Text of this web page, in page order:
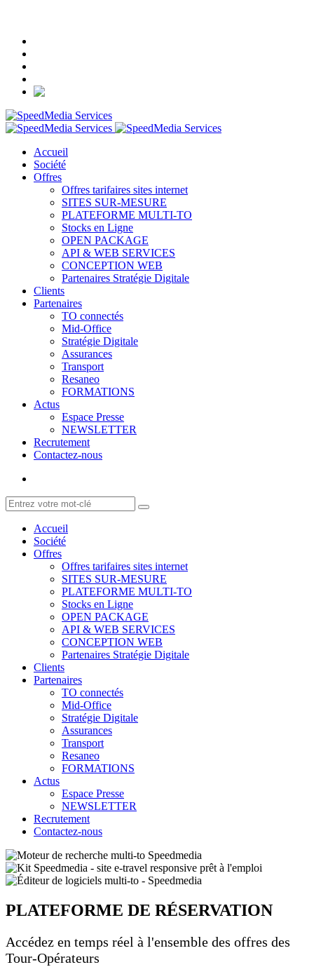
Accueil
Société
Offres
Offres tarifaires sites internet
SITES SUR-MESURE
PLATEFORME MULTI-TO
Stocks en Ligne
OPEN PACKAGE
API & WEB SERVICES
CONCEPTION WEB
Partenaires Stratégie Digitale
Clients
Partenaires
TO connectés
Mid-Office
Stratégie Digitale
Assurances
Transport
Resaneo
FORMATIONS
Actus
Espace Presse
NEWSLETTER
Recrutement
Contactez-nous
Accueil
Société
Offres
Offres tarifaires sites internet
SITES SUR-MESURE
PLATEFORME MULTI-TO
Stocks en Ligne
OPEN PACKAGE
API & WEB SERVICES
CONCEPTION WEB
Partenaires Stratégie Digitale
Clients
Partenaires
TO connectés
Mid-Office
Stratégie Digitale
Assurances
Transport
Resaneo
FORMATIONS
Actus
Espace Presse
NEWSLETTER
Recrutement
Contactez-nous
PLATEFORME DE RÉSERVATION
Accédez en temps réel à l'ensemble des offres des
Tour-Opérateurs